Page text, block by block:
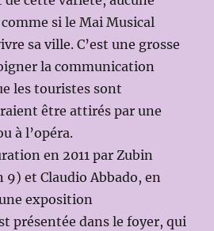
si le Mai Musical
sa ville. C’est une grosse
la communication
les touristes sont
être attirés par une
à l’opéra.
en 2011 par Zubin
et Claudio Abbado, en
exposition
présentée dans le foyer, qui